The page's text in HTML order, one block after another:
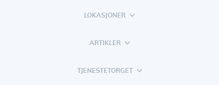
LOKASJONER
ARTIKLER
TJENESTETORGET